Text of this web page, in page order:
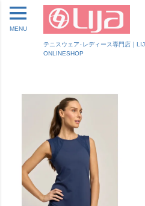
テニスウェア･レディース専門店｜
ONLINESHOP
MENU